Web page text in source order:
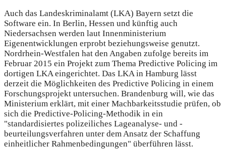
Auch das Landeskriminalamt (LKA) Bayern setzt die
Software ein. In Berlin, Hessen und künftig auch
Niedersachsen werden laut Innenministerium
Eigenentwicklungen erprobt beziehungsweise genutzt.
Nordrhein-Westfalen hat den Angaben zufolge bereits im
Februar 2015 ein Projekt zum Thema Predictive Policing im
dortigen LKA eingerichtet. Das LKA in Hamburg lässt
derzeit die Möglichkeiten des Predictive Policing in einem
Forschungsprojekt untersuchen. Brandenburg will, wie das
Ministerium erklärt, mit einer Machbarkeitsstudie prüfen, ob
sich die Predictive-Policing-Methodik in ein
"standardisiertes polizeiliches Lageanalyse- und -
beurteilungsverfahren unter dem Ansatz der Schaffung
einheitlicher Rahmenbedingungen" überführen lässt.